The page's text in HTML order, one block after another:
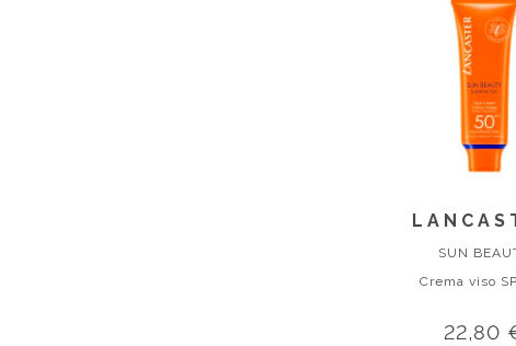
SUN
Crema viso
22,80